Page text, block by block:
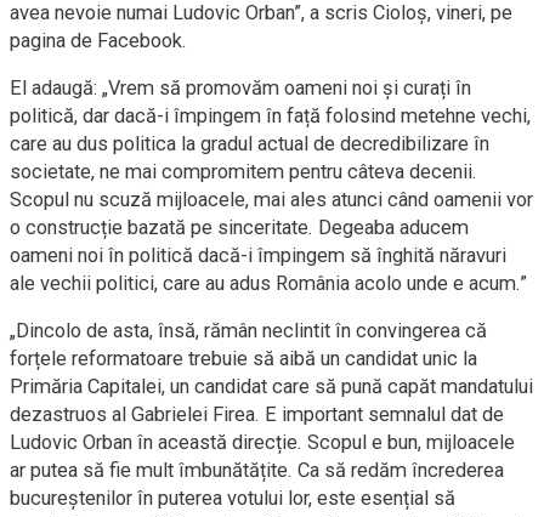
avea nevoie numai Ludovic Orban”, a scris Cioloș, vineri, pe
pagina de Facebook.
El adaugă: „Vrem să promovăm oameni noi și curați în
politică, dar dacă-i împingem în față folosind metehne vechi,
care au dus politica la gradul actual de decredibilizare în
societate, ne mai compromitem pentru câteva decenii.
Scopul nu scuză mijloacele, mai ales atunci când oamenii vor
o construcție bazată pe sinceritate. Degeaba aducem
oameni noi în politică dacă-i împingem să înghită năravuri
ale vechii politici, care au adus România acolo unde e acum.”
„Dincolo de asta, însă, rămân neclintit în convingerea că
forțele reformatoare trebuie să aibă un candidat unic la
Primăria Capitalei, un candidat care să pună capăt mandatului
dezastruos al Gabrielei Firea. E important semnalul dat de
Ludovic Orban în această direcție. Scopul e bun, mijloacele
ar putea să fie mult îmbunătățite. Ca să redăm încrederea
bucureștenilor în puterea votului lor, este esențial să